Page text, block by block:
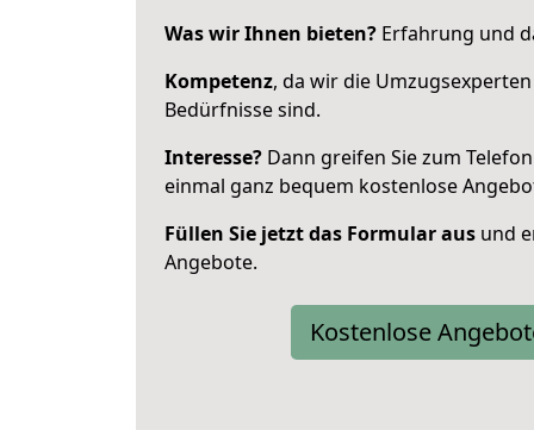
Was wir Ihnen bieten? Erfahrung und
Kompetenz, da wir die
Bedürfnisse sind.
Interesse? Dann greifen Sie zum
einmal ganz bequem kostenlose
Füllen Sie jetzt das Formular aus und
Angebote.
Kostenlose